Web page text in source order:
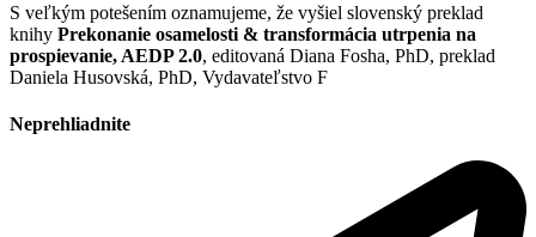
S veľkým potešením oznamujeme, že vyšiel slovenský preklad
knihy Prekonanie osamelosti & transformácia utrpenia na
prospievanie, AEDP 2.0, editovaná Diana Fosha, PhD, preklad
Daniela Husovská, PhD, Vydavateľstvo F
Neprehliadnite